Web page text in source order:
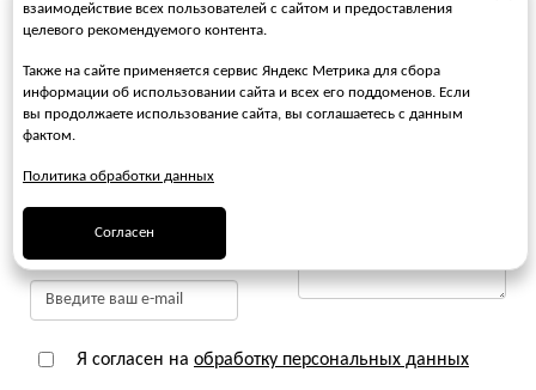
шт
Остались вопросы? Напишите нам
Я согласен на обработку персональных данных
взаимодействие всех пользователей с сайтом и предоставления
целевого рекомендуемого контента.
Также на сайте применяется сервис Яндекс Метрика для сбора
информации об использовании сайта и всех его поддоменов. Если
вы продолжаете использование сайта, вы соглашаетесь с данным
фактом.
Политика обработки данных
Согласен